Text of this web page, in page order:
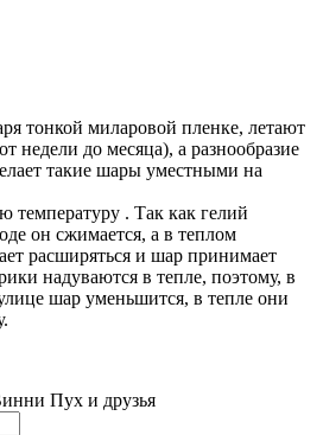
тонкой миларовой пленке, летают
недели до месяца), а разнообразие
такие шары уместными на
температуру . Так как гелий
он сжимается, а в теплом
расширяться и шар принимает
надуваются в тепле, поэтому, в
шар уменьшится, в тепле они
Пух и друзья